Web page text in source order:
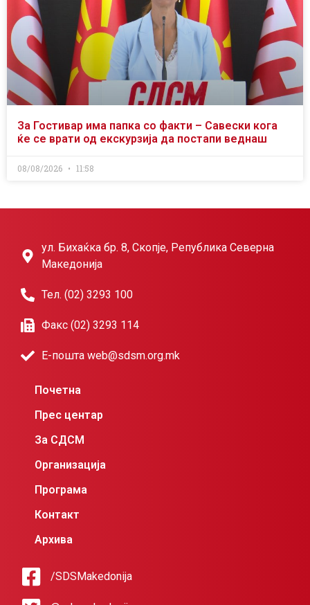
За Гостивар има папка со факти – Савески кога
ќе се врати од екскурзија да постапи веднаш
08/08/2026 11:58
ул. Бихаќка бр. 8, Скопје, Република Северна
Македонија
Тел. (02) 3293 100
Факс (02) 3293 114
Е-пошта web@sdsm.org.mk
Почетна
Прес центар
За СДСМ
Организација
Програма
Контакт
Архива
/SDSMakedonija